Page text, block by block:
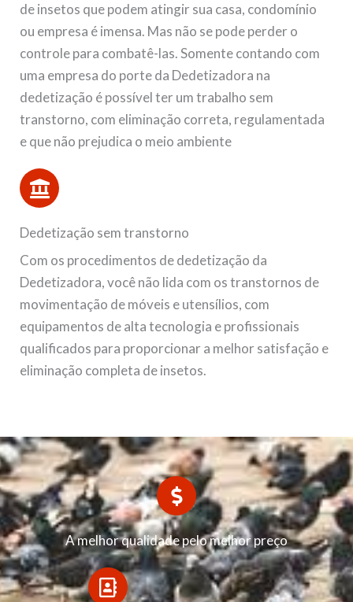
de insetos que podem atingir sua casa, condomínio
ou empresa é imensa. Mas não se pode perder o
controle para combatê-las. Somente contando com
uma empresa do porte da Dedetizadora na
dedetização é possível ter um trabalho sem
transtorno, com eliminação correta, regulamentada
e que não prejudica o meio ambiente
Dedetização sem transtorno
Com os procedimentos de dedetização da
Dedetizadora, você não lida com os transtornos de
movimentação de móveis e utensílios, com
equipamentos de alta tecnologia e profissionais
qualificados para proporcionar a melhor satisfação e
eliminação completa de insetos.
A melhor qualidade pelo melhor preço